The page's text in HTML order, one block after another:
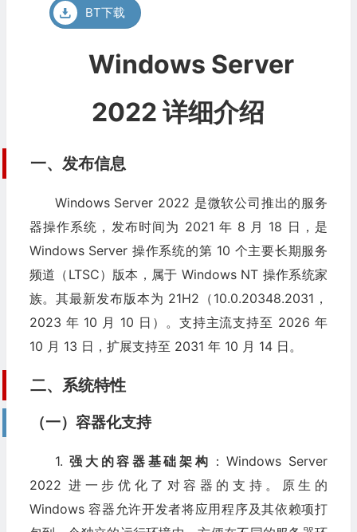
BT下载
Windows Server
2022 详细介绍
一、发布信息
Windows Server 2022 是微软公司推出的服务
器操作系统，发布时间为 2021 年 8 月 18 日，是
Windows Server 操作系统的第 10 个主要长期服务
频道（LTSC）版本，属于 Windows NT 操作系统家
族。其最新发布版本为 21H2（10.0.20348.2031，
2023 年 10 月 10 日）。支持主流支持至 2026 年
10 月 13 日，扩展支持至 2031 年 10 月 14 日。
二、系统特性
（一）容器化支持
1.强大的容器基础架构 ：Windows Server
2022 进一步优化了对容器的支持。原生的
Windows 容器允许开发者将应用程序及其依赖项打